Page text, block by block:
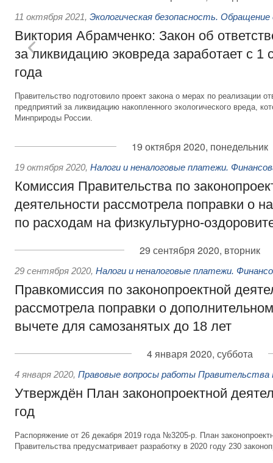
11 октября 2021, Экологическая безопасность.
Виктория Абрамченко: Закон об
за ликвидацию эковреда заработает с 1
года
Правительство подготовило проект закона о мерах по реализации
предприятий за ликвидацию накопленного экологического вреда,
Минприроды России.
19 октября 2020, понедельник
19 октября 2020, Налоги и неналоговые платежи.
Комиссия Правительства по
деятельности рассмотрела поправки о
по расходам на физкультурно-
29 сентября 2020, вторник
29 сентября 2020, Налоги и неналоговые платежи.
Правкомиссия по законопроектной
рассмотрела поправки о
вычете для самозанятых до 18 лет
4 января 2020, суббота
4 января 2020, Правовые вопросы работы Правительства
Утверждён План законопроектной
год
Распоряжение от 26 декабря 2019 года №3205-р. План
Правительства предусматривает разработку в 2020 году 230